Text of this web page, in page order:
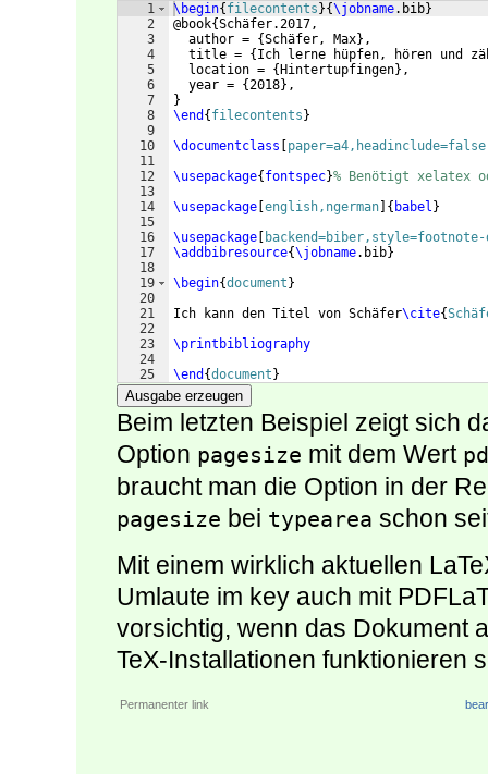
1
2
3
4
5
6
7
8
9
10
11
12
13
14
15
16
17
18
19
20
21
22
23
24
25
\begin{ filecontents }{\jobname.bib}
@book{Schäfer.2017,
  author =
{Schäfer, Max} ,
  title =
{ Ich lerne hüpfen, hören und
  location =
{ Hintertupfingen} ,
  year =
{2018} ,
}
\end { filecontents }
\documentclass
\usepackage{ fontspec}% Benötigt xelatex
\usepackage english,ngerman { babel }
\usepackage
backend=biber,style=footnote-
\addbibresource{\jobname.bib}
\begin{document }
Ich kann den Titel von Schäfer\cite{
\printbibliography
\end {document }
Ausgabe erzeugen
Beim letzten Beispiel zeigt sich
Option pagesize mit dem Wert
braucht man die Option in der
pagesize bei typearea schon
Mit einem wirklich aktuellen
Umlaute im key auch mit
vorsichtig, wenn das Dokument
TeX-Installationen funktionieren
Permanenter link